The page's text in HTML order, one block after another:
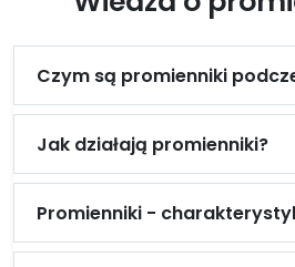
Czym są promienniki
Jak działają promienniki?
Promienniki -